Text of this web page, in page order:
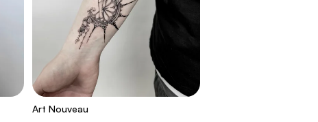
Art Nouveau